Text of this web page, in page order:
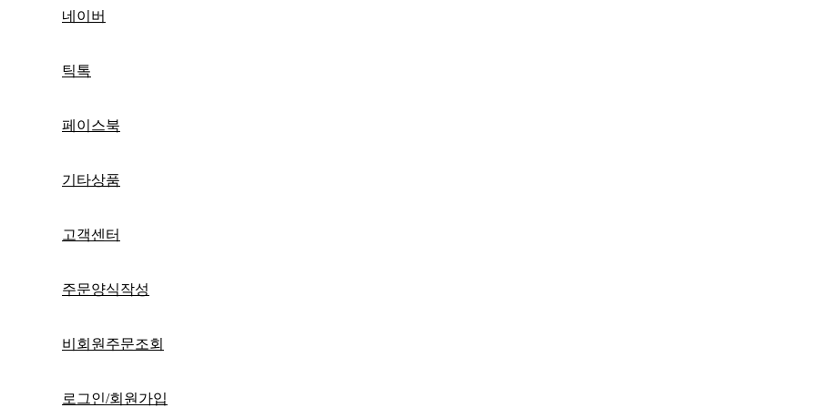
네이버
틱톡
페이스북
기타상품
고객센터
주문양식작성
비회원주문조회
로그인/회원가입